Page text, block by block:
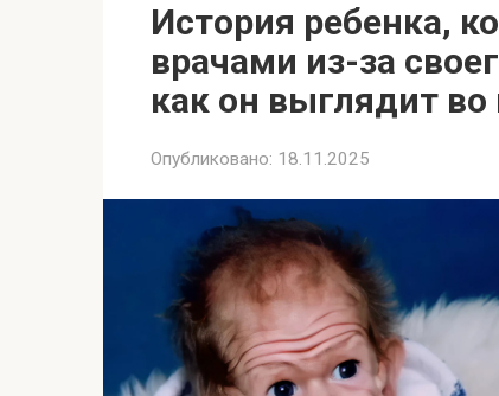
История ребенка,
врачами из-за
как он выглядит во
Опубликовано: 18.11.2025